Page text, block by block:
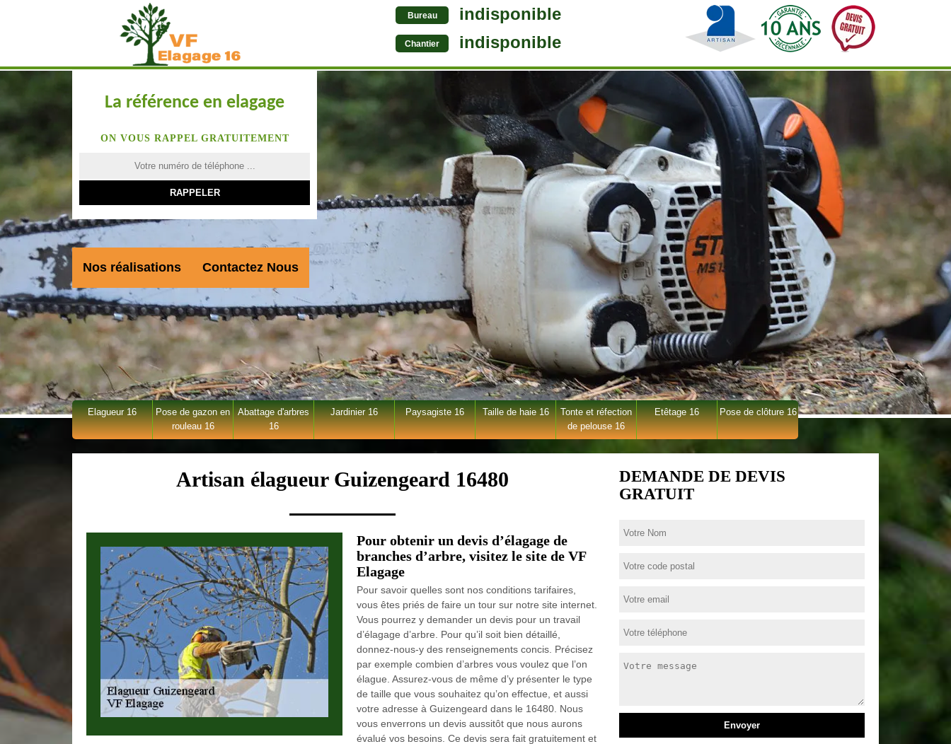
Bureau indisponible
Chantier indisponible
La référence en elagage
ON VOUS RAPPEL GRATUITEMENT
Nos réalisations Contactez Nous
Elagueur 16
Pose de gazon en
rouleau 16
Abattage d'arbres
16
Jardinier 16 Paysagiste 16 Taille de haie 16
Tonte et réfection
de pelouse 16
Etêtage 16 Pose de clôture 16
Artisan élagueur Guizengeard 16480
Pour obtenir un devis d’élagage de
branches d’arbre, visitez le site de VF
Elagage
Pour savoir quelles sont nos conditions tarifaires,
vous êtes priés de faire un tour sur notre site internet.
Vous pourrez y demander un devis pour un travail
d’élagage d’arbre. Pour qu’il soit bien détaillé,
donnez-nous-y des renseignements concis. Précisez
par exemple combien d’arbres vous voulez que l’on
élague. Assurez-vous de même d’y présenter le type
de taille que vous souhaitez qu’on effectue, et aussi
votre adresse à Guizengeard dans le 16480. Nous
vous enverrons un devis aussitôt que nous aurons
évalué vos besoins. Ce devis sera fait gratuitement et
DEMANDE DE DEVIS
GRATUIT